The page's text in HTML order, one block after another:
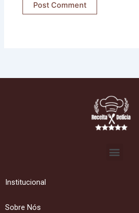
Menu
Institucional
Sobre Nós